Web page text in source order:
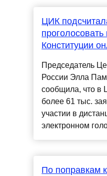
ЦИК
Конституции
Председатель
России Элла
сообщила, что в
более 61 тыс.
участии в
электронном
По поправкам